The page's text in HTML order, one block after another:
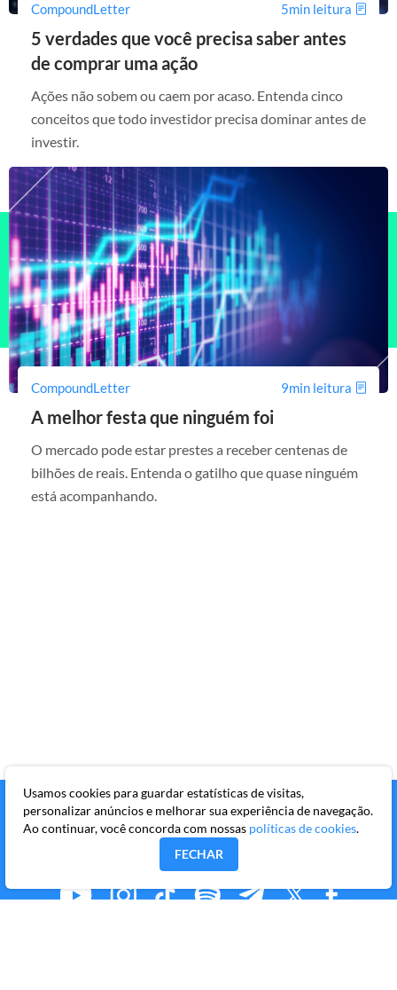
CompoundLetter 5min leitura
5 verdades que você precisa saber antes
de comprar uma ação
Ações não sobem ou caem por acaso. Entenda cinco
conceitos que todo investidor precisa dominar antes de
investir.
CompoundLetter 9min leitura
A melhor festa que ninguém foi
O mercado pode estar prestes a receber centenas de
bilhões de reais. Entenda o gatilho que quase ninguém
está acompanhando.
Usamos cookies para guardar estatísticas de visitas,
personalizar anúncios e melhorar sua experiência de navegação.
Ao continuar, você concorda com nossas políticas de cookies.
FECHAR